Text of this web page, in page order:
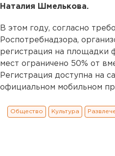
Наталия Шмелькова.
В этом году, согласно
Роспотребнадзора,
регистрация на площадки
мест ограничено 50% от
Регистрация доступна на
официальном мобильном
Общество Культура